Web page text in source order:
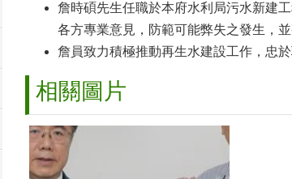
詹時碩先生任職於本府水利局污水新建
各方專業意見，防範可能弊失之發生，
詹員致力積極推動再生水建設工作，忠
相關圖片